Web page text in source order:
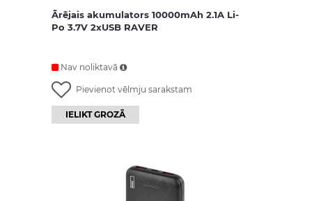
Ārējais akumulators 10000mAh 2.1A Li-
Po 3.7V 2xUSB RAVER
Nav noliktavā
Pievienot vēlmju sarakstam
IELIKT GROZĀ